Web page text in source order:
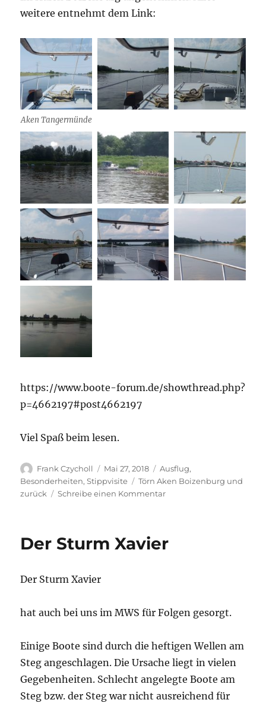
weitere entnehmt dem Link:
Aken Tangermünde
https://www.boote-forum.de/showthread.php?
p=4662197#post4662197
Viel Spaß beim lesen.
Autor
Frank Czycholl
Veröffentlicht
am
Mai 27, 2018 Kategorien
Ausflug,
Besonderheiten,Stippvisite Schlagwörter
Törn Aken Boizenburg und
zurück
Schreibe einen Kommentarzu
auf
Der Sturm Xavier
Der Sturm Xavier
hat auch bei uns im MWS für Folgen gesorgt.
Einige Boote sind durch die heftigen Wellen am
Steg angeschlagen. Die Ursache liegt in vielen
Gegebenheiten. Schlecht angelegte Boote am
Steg bzw. der Steg war nicht ausreichend für